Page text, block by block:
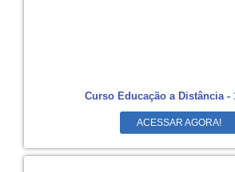
Curso Educação a Distância -
ACESSAR AGORA!